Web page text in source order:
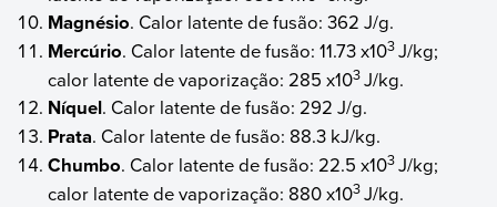
Magnésio. Calor latente de fusão: 362 J/g.
Mercúrio. Calor latente de fusão: 11.73 x103J/kg;
calor latente de vaporização: 285 x103J/kg.
Níquel. Calor latente de fusão: 292 J/g.
Prata. Calor latente de fusão: 88.3 kJ/kg.
Chumbo. Calor latente de fusão: 22.5 x103J/kg;
calor latente de vaporização: 880 x103J/kg.